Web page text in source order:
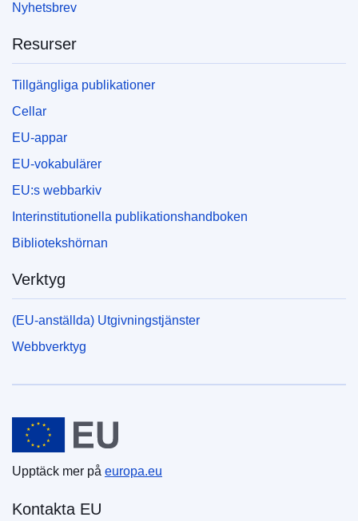
Nyhetsbrev
Resurser
Tillgängliga publikationer
Cellar
EU-appar
EU-vokabulärer
EU:s webbarkiv
Interinstitutionella publikationshandboken
Bibliotekshörnan
Verktyg
(EU-anställda) Utgivningstjänster
Webbverktyg
Europeiska unionen
Upptäck mer på europa.eu
Kontakta EU